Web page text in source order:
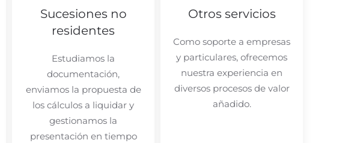
Sucesiones no
residentes
Estudiamos la
documentación,
enviamos la propuesta de
los cálculos a liquidar y
gestionamos la
presentación en tiempo
Otros servicios
Como soporte a empresas
y particulares, ofrecemos
nuestra experiencia en
diversos procesos de valor
añadido.